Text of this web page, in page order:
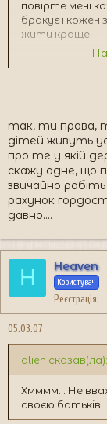
повірте мені
бракує і
жити краще.
так і тут є
так, ти права,
дітей живуть
про те у якій
скажу одне, що
звичайно
рахунок
давно....
H Heaven
Користувач
Реєстрація
05.03.07
alien сказав(ла):
Хмммм... Не
своєю